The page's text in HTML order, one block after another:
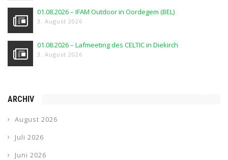
01.08.2026 – IFAM Outdoor in Oordegem (BEL)
3. August 2026
01.08.2026 – Lafmeeting des CELTIC in Diekirch
3. August 2026
ARCHIV
August 2026
Juli 2026
Juni 2026